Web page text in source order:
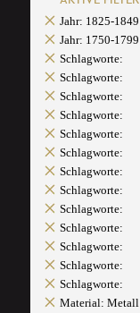
Jahr: 1825-1849
Jahr: 1750-1799
Schlagworte:
Schlagworte:
Schlagworte:
Schlagworte:
Schlagworte:
Schlagworte:
Schlagworte:
Schlagworte:
Schlagworte:
Schlagworte:
Schlagworte:
Schlagworte:
Schlagworte:
Material: Metall